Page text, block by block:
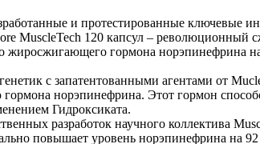
и протестированные ключевые
MuscleTech 120 капсул – революционный
жиросжигающего гормона
с запатентованными агентами от
норэпинефрина. Этот гормон
Гидроксиката.
разработок научного коллектива
повышает уровень норэпинефрина на